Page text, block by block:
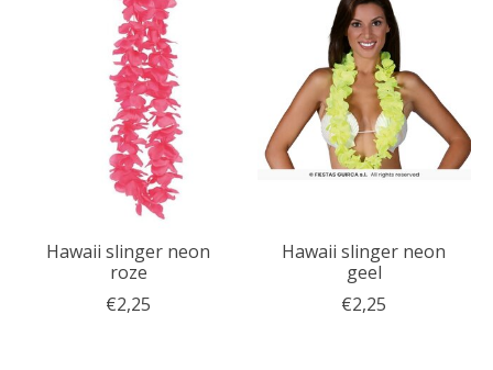
Hawaii slinger neon
roze
€2,25
Hawaii slinger neon
geel
€2,25